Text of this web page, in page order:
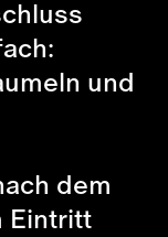
und
dem
Eintritt